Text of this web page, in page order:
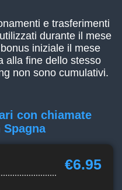
e trasferimenti
durante il mese
iniziale il mese
alla fine dello stesso
non sono cumulativi.
con chiamate
€6.95